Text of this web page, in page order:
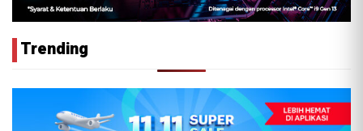
Trending